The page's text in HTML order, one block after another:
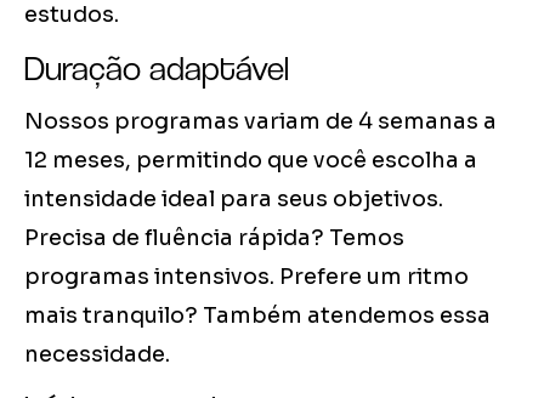
estudos.
Duração adaptável
Nossos programas variam de 4 semanas a
12 meses, permitindo que você escolha a
intensidade ideal para seus objetivos.
Precisa de fluência rápida? Temos
programas intensivos. Prefere um ritmo
mais tranquilo? Também atendemos essa
necessidade.